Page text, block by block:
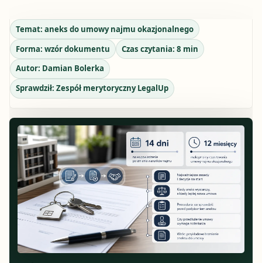
Temat: aneks do umowy najmu okazjonalnego
Forma: wzór dokumentu Czas czytania: 8 min
Autor: Damian Bolerka
Sprawdził: Zespół merytoryczny LegalUp